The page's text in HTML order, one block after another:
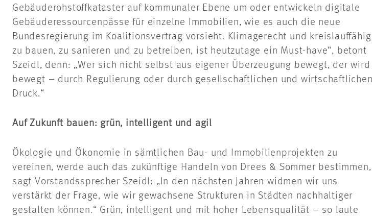
Gebäuderohstoffkataster auf kommunaler Ebene um oder entwickeln digitale
Gebäuderessourcenpässe für einzelne Immobilien, wie es auch die neue
Bundesregierung im Koalitionsvertrag vorsieht. Klimagerecht und kreislauffähig
zu bauen, zu sanieren und zu betreiben, ist heutzutage ein Must-have“, betont
Szeidl, denn: „Wer sich nicht selbst aus eigener Überzeugung bewegt, der wird
bewegt – durch Regulierung oder durch gesellschaftlichen und wirtschaftlichen
Druck.“
Auf Zukunft bauen: grün, intelligent und agil
Ökologie und Ökonomie in sämtlichen Bau- und Immobilienprojekten zu
vereinen, werde auch das zukünftige Handeln von Drees & Sommer bestimmen,
sagt Vorstandssprecher Szeidl: „In den nächsten Jahren widmen wir uns
verstärkt der Frage, wie wir gewachsene Strukturen in Städten nachhaltiger
gestalten können.“ Grün, intelligent und mit hoher Lebensqualität – so laute